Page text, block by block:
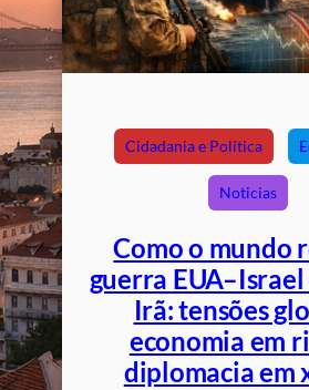
Cidadania e Política
Noticias
Como o mundo
guerra
Irã: tensões
economia em
diplomacia em